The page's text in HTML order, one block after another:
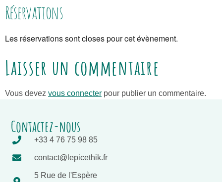
Réservations
Les réservations sont closes pour cet évènement.
Laisser un commentaire
Vous devez vous connecter pour publier un commentaire.
Contactez-nous
+33 4 76 75 98 85
contact@lepicethik.fr
5 Rue de l'Espère